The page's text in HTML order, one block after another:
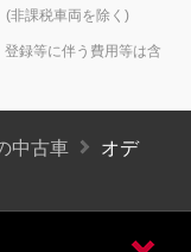
非課税車両を除く)
録等に伴う費用等は含
中古車
オデ